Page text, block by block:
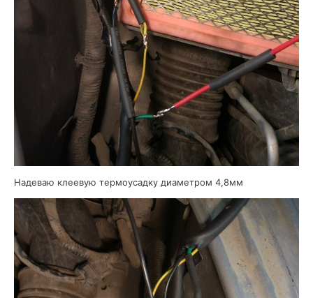
Надеваю клеевую термоусадку диаметром 4,8мм